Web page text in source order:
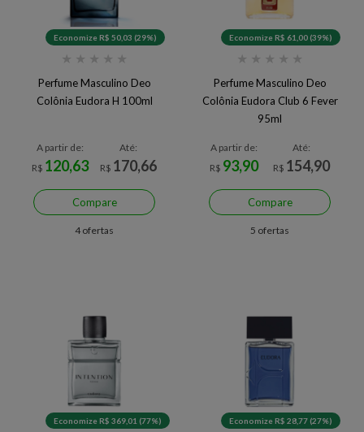
Economize R$ 50,03 (29%)
★ ★ ★ ★ ★
Perfume Masculino Deo
Colônia Eudora H 100ml
A partir de:
R$ 120,63
Até:
R$ 170,66
Compare
4 ofertas
Economize R$ 61,00 (39%)
★ ★ ★ ★ ★
Perfume Masculino Deo
Colônia Eudora Club 6 Fever
95ml
A partir de:
R$ 93,90
Até:
R$ 154,90
Compare
5 ofertas
Economize R$ 369,01 (77%) Economize R$ 28,77 (27%)